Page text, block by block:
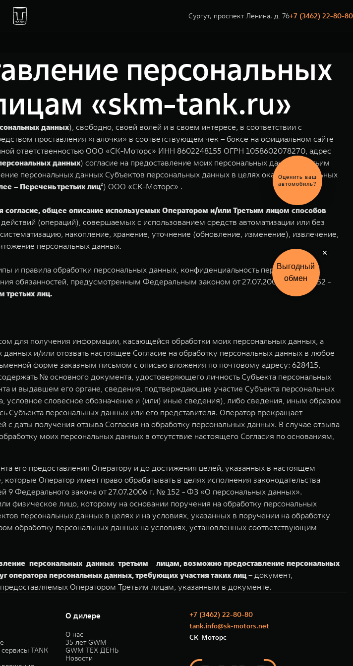
Сургут, проспект Ленина, д. 76+7 (3462) 22-80-80
персональных
«skm-tank.ru»
данных), свободно, своей волей и в своем интересе, в соответствии с
проставления «галочки» в соответствующем чек – боксе на официальном сайте
ответственностью ООО «СК-Моторс» ИНН 8602248155 ОГРН 1058602078270, адрес
данных) согласие на предоставление моих персональных данных Третьим
персональных данных Субъектов персональных данных в целях оказания отдельных
– Перечень третьих лиц²) ООО «СК-Моторс» .
общее описание используемых Оператором и/или Третьим лицом способов
(операций), совершаемых с использованием средств автоматизации или без
накопление, хранение, уточнение (обновление, изменение), извлечение,
персональных данных.
и правила обработки персональных данных, конфиденциальность персональных
обязанностей, предусмотренным Федеральным законом от 27.07.2006 года № 152 -
третьих лиц.
для получения информации, касающейся обработки моих персональных данных, а
и/или отозвать настоящее Согласие на обработку персональных данных в любое
форме заказным письмом с описью вложения по почтовому адресу: 628415,
№ основного документа, удостоверяющего личность Субъекта персональных
и выдавшем его органе, сведения, подтверждающие участие Субъекта персональных
словесное обозначение и (или) иные сведения), либо сведения, иным образом
персональных данных или его представителя. Оператор прекращает
даты получения отзыва Согласия на обработку персональных данных. В случае отзыва
моих персональных данных в отсутствие настоящего Согласия по основаниям,
его предоставления Оператору и до достижения целей, указанных в настоящем
Оператор имеет право обрабатывать в целях исполнения законодательства
9 Федерального закона от 27.07.2006 г. № 152 - ФЗ «О персональных данных».
физическое лицо, которому на основании поручения на обработку персональных
персональных данных в целях и на условиях, указанных в поручении на обработку
обработку персональных данных на условиях, установленных соответствующим
персональных данных третьим лицам, возможно предоставление персональных
оператора персональных данных, требующих участия таких лиц– документ,
Оператором Третьим лицам, указанным в документе.
TANK
О дилере
О нас
35 лет GWM
GWM ТЕХ ДЕНЬ
Новости
+7 (3462) 22-80-80
tank.info@sk-motors.net
СК-Моторс
Выгодный
обмен
обмен
автомобиля